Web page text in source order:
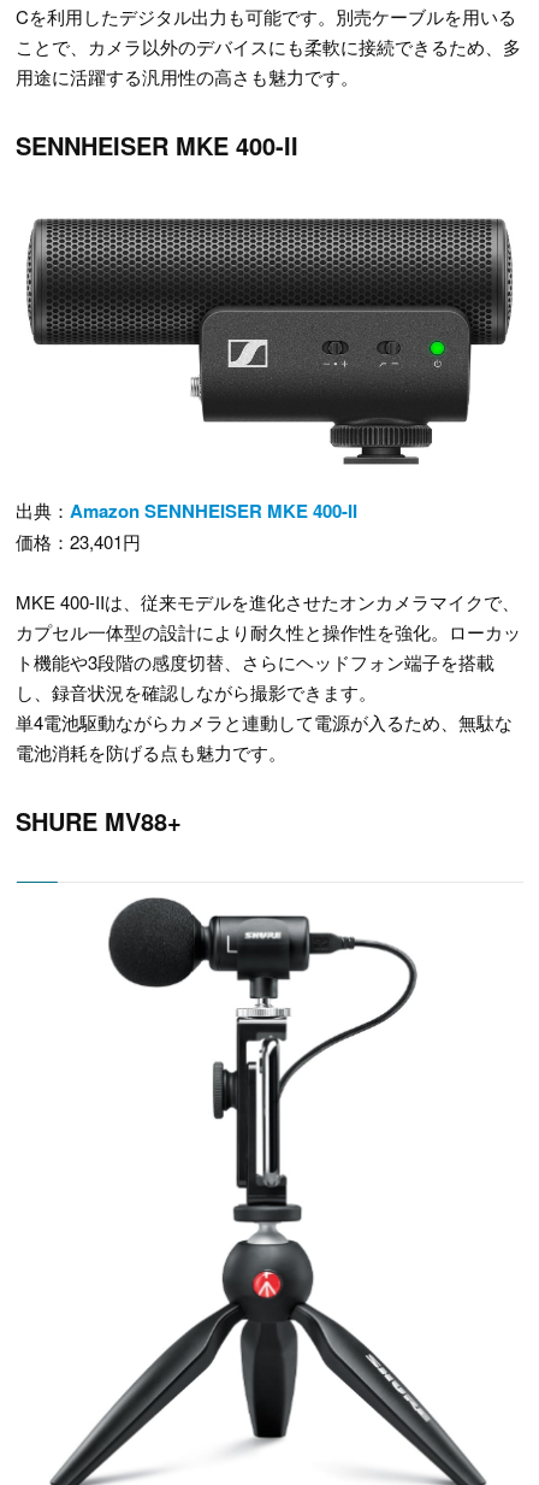
Cを利用したデジタル出力も可能です。別売ケーブルを用いる
ことで、カメラ以外のデバイスにも柔軟に接続できるため、多
用途に活躍する汎用性の高さも魅力です。
SENNHEISER MKE 400-II
出典：Amazon SENNHEISER MKE 400-II
価格：23,401円
MKE 400-IIは、従来モデルを進化させたオンカメラマイクで、
カプセル一体型の設計により耐久性と操作性を強化。ローカッ
ト機能や3段階の感度切替、さらにヘッドフォン端子を搭載
し、録音状況を確認しながら撮影できます。
単4電池駆動ながらカメラと連動して電源が入るため、無駄な
電池消耗を防げる点も魅力です。
SHURE MV88+